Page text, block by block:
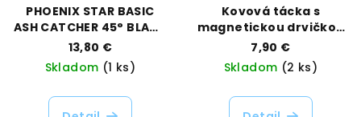
PHOENIX STAR BASIC
ASH CATCHER 45° BLACK
- 14MM
13,80 €
Skladom (1 ks)
Kovová tácka s
magnetickou drvičkou
– Mission AK47, veľkosť
Large | Best Buds |
Vaporama
7,90 €
Skladom (2 ks)